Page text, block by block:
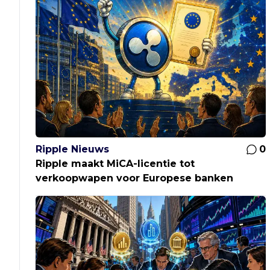
Ripple Nieuws
0
Ripple maakt MiCA-licentie tot
verkoopwapen voor Europese banken